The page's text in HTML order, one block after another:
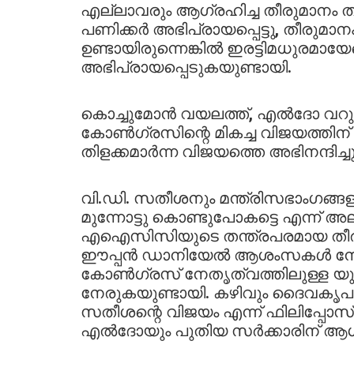
എല്ലാവരും ആഗ്രഹിച്ച തീരുമാനം
പണിക്കർ അഭിപ്രായപ്പെട്ടു,
ഉണ്ടായിരുന്നെങ്കിൽ
അഭിപ്രായപ്പെടുകയുണ്ടായി.
കൊച്ചുമോൻ വയലത്ത്, എൽദോ
കോൺഗ്രസിന്റെ മികച്ച
തിളക്കമാർന്ന വിജയത്തെ
വി.ഡി. സതീശനും
മുന്നോട്ടു കൊണ്ടുപോകട്ടെ എന്ന്
എഐസിസിയുടെ തന്ത്രപരമായ
ഈപ്പൻ ഡാനിയേൽ ആശംസകൾ
കോൺഗ്രസ് നേതൃത്വത്തിലുള്ള
നേരുകയുണ്ടായി. കഴിവും
സതീശന്റെ വിജയം എന്ന്
എൽദോയും പുതിയ സർക്കാരിന്